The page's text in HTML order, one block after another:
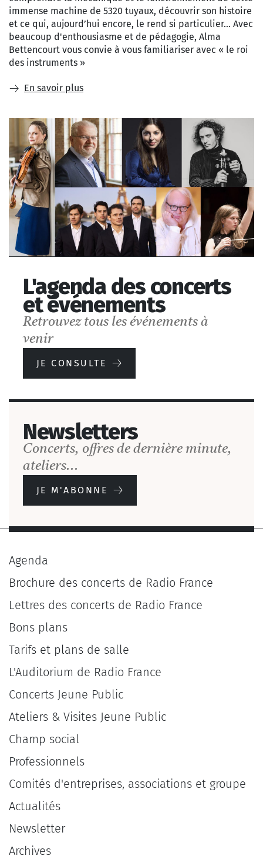
immense machine de 5320 tuyaux, découvrir son histoire
et ce qui, aujourd’hui encore, le rend si particulier… Avec
beaucoup d'enthousiasme et de pédagogie, Alma
Bettencourt vous convie à vous familiariser avec « le roi
des instruments »
En savoir plus
Les artistes en
résidence
de la saison 2026-2027
DÉCOUVRIR
L'agenda des concerts
et événements
Retrouvez tous les événements à
venir
JE CONSULTE
Newsletters
Concerts, offres de dernière minute,
ateliers...
JE M'ABONNE
Agenda
Brochure des concerts de Radio France
Lettres des concerts de Radio France
Bons plans
Tarifs et plans de salle
L'Auditorium de Radio France
Concerts Jeune Public
Ateliers & Visites Jeune Public
Champ social
Professionnels
Comités d'entreprises, associations et groupe
Actualités
Newsletter
Archives